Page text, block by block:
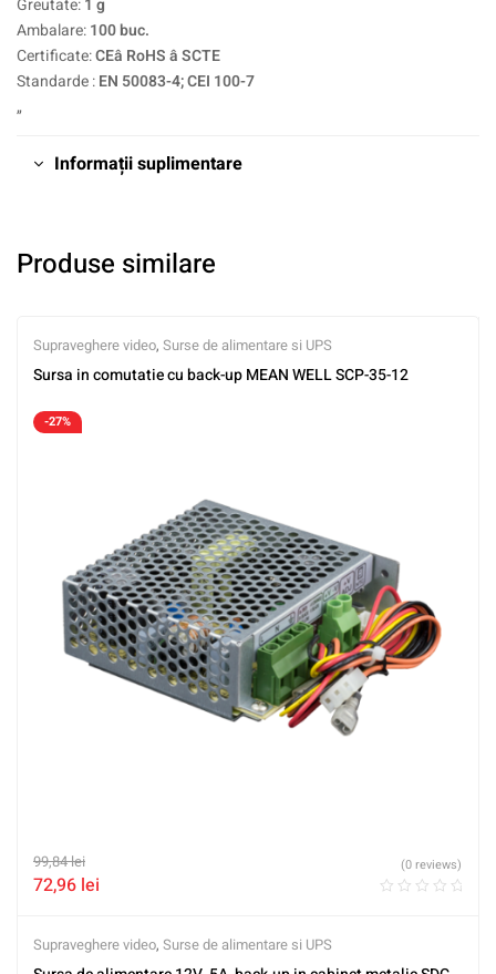
Greutate:1 g
Ambalare:100 buc.
Certificate:CEâ RoHS â SCTE
Standarde :EN 50083-4; CEI 100-7
„
Informații suplimentare
Produse similare
Supraveghere video, Surse de alimentare si UPS
Sursa in comutatie cu back-up MEAN WELL SCP-35-12
-27%
99,84lei
72,96 lei
(0 reviews)
Supraveghere video, Surse de alimentare si UPS